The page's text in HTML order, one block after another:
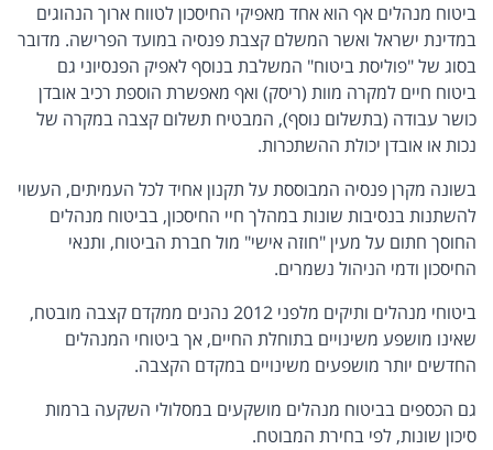
ביטוח מנהלים אף הוא אחד מאפיקי החיסכון לטווח ארוך הנהוגים
במדינת ישראל ואשר המשלם קצבת פנסיה במועד הפרישה. מדובר
בסוג של "פוליסת ביטוח" המשלבת בנוסף לאפיק הפנסיוני גם
ביטוח חיים למקרה מוות (ריסק) ואף מאפשרת הוספת רכיב אובדן
כושר עבודה (בתשלום נוסף), המבטיח תשלום קצבה במקרה של
נכות או אובדן יכולת ההשתכרות.
בשונה מקרן פנסיה המבוססת על תקנון אחיד לכל העמיתים, העשוי
להשתנות בנסיבות שונות במהלך חיי החיסכון, בביטוח מנהלים
החוסך חתום על מעין "חוזה אישי" מול חברת הביטוח, ותנאי
החיסכון ודמי הניהול נשמרים.
ביטוחי מנהלים ותיקים מלפני 2012 נהנים ממקדם קצבה מובטח,
שאינו מושפע משינויים בתוחלת החיים, אך ביטוחי המנהלים
החדשים יותר מושפעים משינויים במקדם הקצבה.
גם הכספים בביטוח מנהלים מושקעים במסלולי השקעה ברמות
סיכון שונות, לפי בחירת המבוטח.